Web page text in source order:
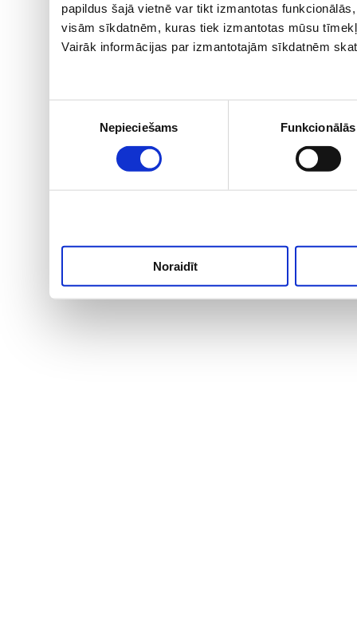
papildus šajā vietnē var tikt izmantotas
visām sīkdatnēm, kuras tiek izmantotas mūsu
Vairāk informācijas par izmantotajām sīkdatnēm
Nepieciešams Funkcionālās
Noraidīt